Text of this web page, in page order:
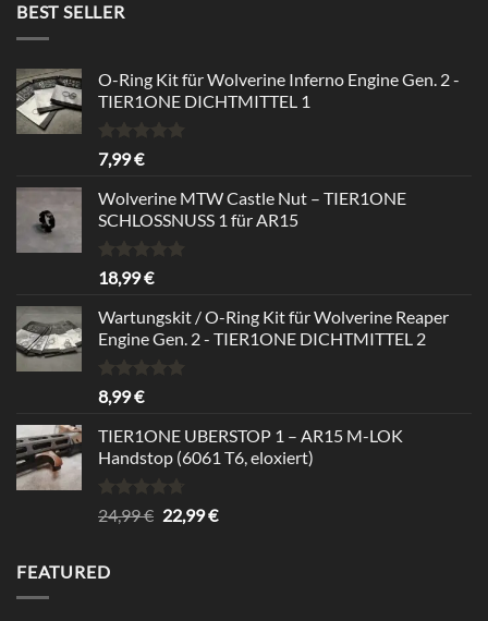
BEST SELLER
O-Ring Kit für Wolverine Inferno Engine Gen. 2 -
TIER1ONE DICHTMITTEL 1
Rated
out of 5
7,99€
Wolverine MTW Castle Nut – TIER1ONE
SCHLOSSNUSS 1 für AR15
Rated5.00
out of 5
18,99€
Wartungskit / O-Ring Kit für Wolverine Reaper
Engine Gen. 2 - TIER1ONE DICHTMITTEL 2
Rated
out of 5
8,99€
TIER1ONE UBERSTOP 1 – AR15 M-LOK
Handstop (6061 T6, eloxiert)
Rated4.67
out of 5
24,99€ Original
22,99€Current
FEATURED